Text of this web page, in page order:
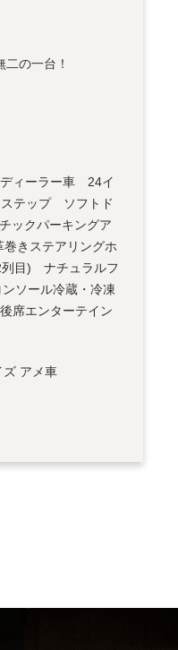
の一台！
ディーラー車 24イ
テップ ソフトド
ックパーキングア
きステアリングホ
列目) ナチュラルフ
ソール冷蔵・冷凍
席エンターテイン